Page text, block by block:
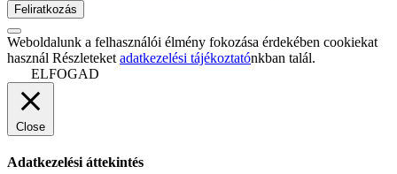
Weboldalunk a felhasználói élmény fokozása érdekében cookiekat
használ Részleteket adatkezelési tájékoztatónkban talál.
ELFOGAD
Close
Adatkezelési áttekintés